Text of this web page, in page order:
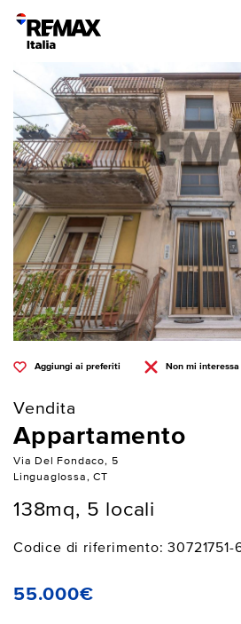
Aggiungi ai preferiti Non mi interessa
Vendita
Appartamento
Via Del Fondaco, 5
Linguaglossa, CT
138mq, 5 locali
Codice di riferimento: 30721751-
55.000€